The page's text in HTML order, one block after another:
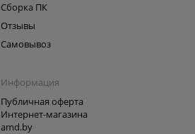
Сборка ПК
Отзывы
Самовывоз
Информация
Публичная оферта
Интернет-магазина
amd.by